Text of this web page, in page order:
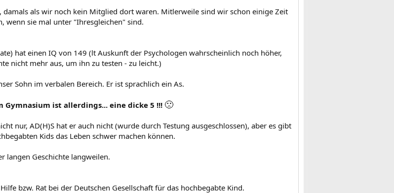
damals als wir noch kein Mitglied dort waren. Mitlerweile sind wir schon einige Zeit
wenn sie mal unter "Ihresgleichen" sind.
hat einen IQ von 149 (lt Auskunft der Psychologen wahrscheinlich noch höher,
nicht mehr aus, um ihn zu testen - zu leicht.)
Sohn im verbalen Bereich. Er ist sprachlich ein As.
Gymnasium ist allerdings... eine dicke 5 !!! 🙁
nur, AD(H)S hat er auch nicht (wurde durch Testung ausgeschlossen), aber es gibt
Kids das Leben schwer machen können.
langen Geschichte langweilen.
bzw. Rat bei der Deutschen Gesellschaft für das hochbegabte Kind.